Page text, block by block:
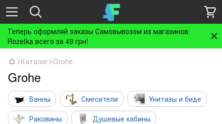
Теперь оформляй заказы Самовывозом из магазинов
Rozetka всего за 49 грн!
Каталог Grohe
Grohe
Ванны Смесители
Унитазы и биде
Раковины
Душевые кабины